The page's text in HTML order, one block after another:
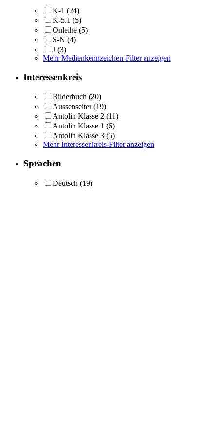
K-1 (24)
K-5.1 (5)
Onleihe (5)
S-N (4)
J (3)
Mehr Medienkennzeichen-Filter anzeigen
Interessenkreis
Bilderbuch (20)
Aussenseiter (19)
Antolin Klasse 2 (11)
Antolin Klasse 1 (6)
Antolin Klasse 3 (5)
Mehr Interessenkreis-Filter anzeigen
Sprachen
Deutsch (19)